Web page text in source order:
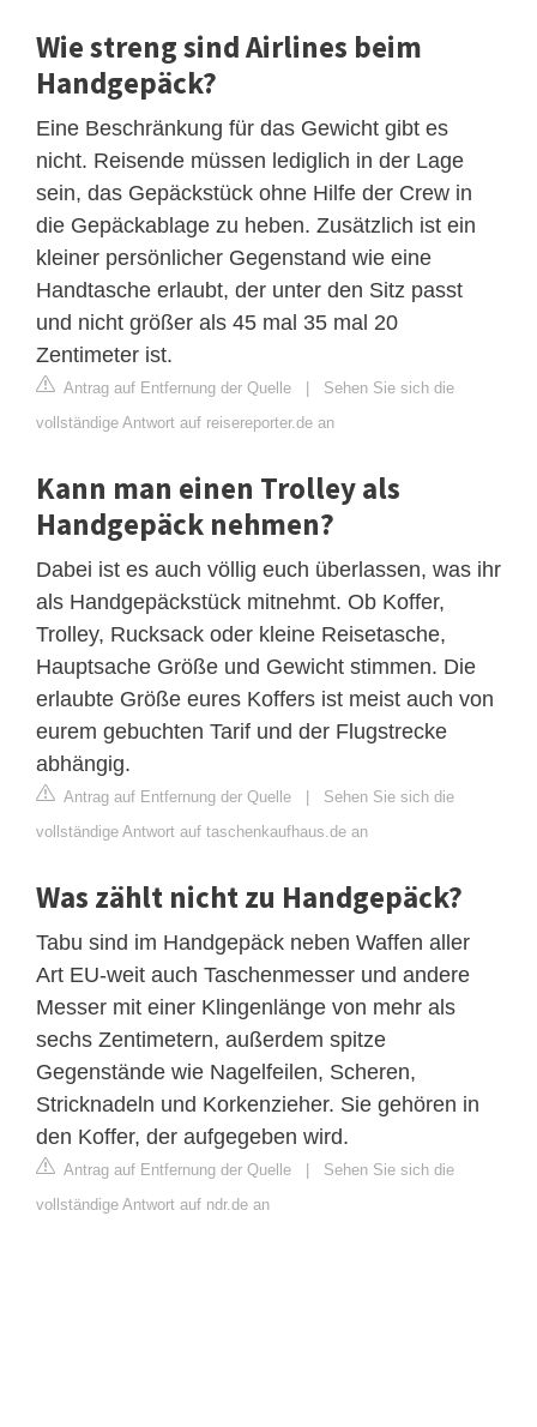
Wie streng sind Airlines beim
Handgepäck?
Eine Beschränkung für das Gewicht gibt es
nicht. Reisende müssen lediglich in der Lage
sein, das Gepäckstück ohne Hilfe der Crew in
die Gepäckablage zu heben. Zusätzlich ist ein
kleiner persönlicher Gegenstand wie eine
Handtasche erlaubt, der unter den Sitz passt
und nicht größer als 45 mal 35 mal 20
Zentimeter ist.
Antrag auf Entfernung der Quelle | Sehen Sie sich die
vollständige Antwort auf reisereporter.de an
Kann man einen Trolley als
Handgepäck nehmen?
Dabei ist es auch völlig euch überlassen, was ihr
als Handgepäckstück mitnehmt. Ob Koffer,
Trolley, Rucksack oder kleine Reisetasche,
Hauptsache Größe und Gewicht stimmen. Die
erlaubte Größe eures Koffers ist meist auch von
eurem gebuchten Tarif und der Flugstrecke
abhängig.
Antrag auf Entfernung der Quelle | Sehen Sie sich die
vollständige Antwort auf taschenkaufhaus.de an
Was zählt nicht zu Handgepäck?
Tabu sind im Handgepäck neben Waffen aller
Art EU-weit auch Taschenmesser und andere
Messer mit einer Klingenlänge von mehr als
sechs Zentimetern, außerdem spitze
Gegenstände wie Nagelfeilen, Scheren,
Stricknadeln und Korkenzieher. Sie gehören in
den Koffer, der aufgegeben wird.
Antrag auf Entfernung der Quelle | Sehen Sie sich die
vollständige Antwort auf ndr.de an